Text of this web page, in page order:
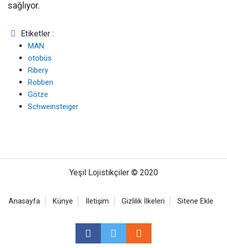
sağlıyor.
Etiketler :
MAN
otobüs
Ribery
Robben
Götze
Schweinsteiger
Yeşil Lojistikçiler © 2020
Anasayfa Künye İletişim Gizlilik İlkeleri Sitene Ekle